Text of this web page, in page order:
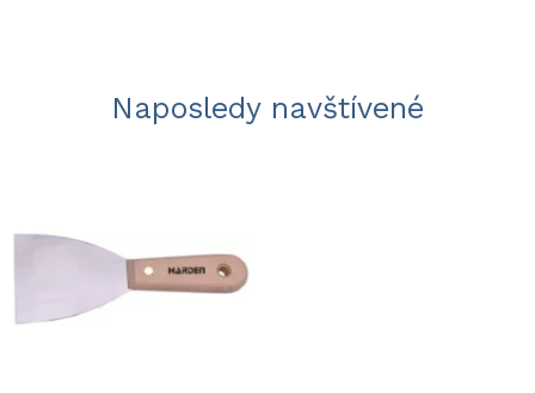
Naposledy navštívené